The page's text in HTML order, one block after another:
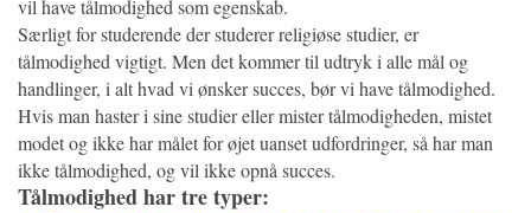
vil have tålmodighed som egenskab.
Særligt for studerende der studerer religiøse studier, er
tålmodighed vigtigt. Men det kommer til udtryk i alle mål og
handlinger, i alt hvad vi ønsker succes, bør vi have tålmodighed.
Hvis man haster i sine studier eller mister tålmodigheden, mistet
modet og ikke har målet for øjet uanset udfordringer, så har man
ikke tålmodighed, og vil ikke opnå succes.
Tålmodighed har tre typer: